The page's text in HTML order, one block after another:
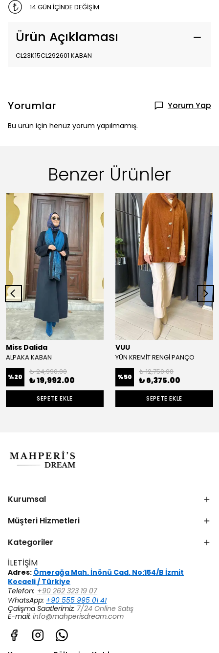
14 GÜN İÇİNDE DEĞİŞİM
Ürün Açıklaması
CL23K15CL292601 KABAN
Yorumlar Yorum Yap
Bu ürün için henüz yorum yapılmamış.
Benzer Ürünler
Miss Dalida
ALPAKA KABAN
%20
₺ 24,990.00
₺ 19,992.00
SEPETE EKLE
VUU
YÜN KREMİT RENGİ PANÇO
%50
₺ 12,750.00
₺ 6,375.00
SEPETE EKLE
Kurumsal
Müşteri Hizmetleri
Kategoriler
İLETİŞİM
Adres: Ömerağa Mah. İnönü Cad. No:154/B İzmit
Kocaeli / Türkiye
Telefon: +90 262 323 19 07
WhatsApp: +90 555 995 01 41
Çalışma Saatlerimiz: 7/24 Online Satış
E-mail: info@mahperisdream.com